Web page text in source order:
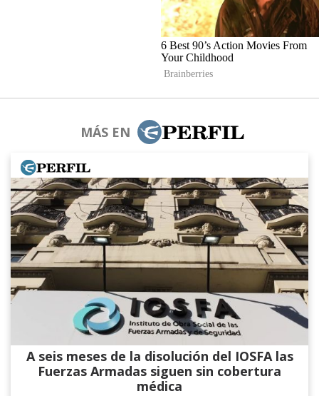
MÁS EN
A seis meses de la disolución del IOSFA las
Fuerzas Armadas siguen sin cobertura
médica